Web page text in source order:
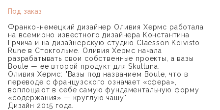
Под заказ
Франко-немецкий дизайнер Оливия Хермс работала
на всемирно известного дизайнера Константина
Грчича и на дизайнерскую студию Claesson Koivisto
Rune в Стокгольме. Оливия Хермс начала
разрабатывать свои собственные проекты, а вазы
Boule — ее второй продукт для Skultuna.
Оливия Хермс: "Вазы под названием Boule, что в
переводе с французского означает «сфера»,
воплощают в себе самую фундаментальную форму
«содержания» — круглую чашу".
Дизайн 2015 года.